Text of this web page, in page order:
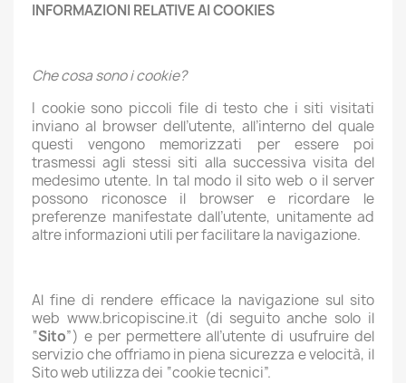
INFORMAZIONI RELATIVE AI COOKIES
Che cosa sono i cookie?
I cookie sono piccoli file di testo che i siti visitati
inviano al browser dell’utente, all’interno del quale
questi vengono memorizzati per essere poi
trasmessi agli stessi siti alla successiva visita del
medesimo utente. In tal modo il sito web o il server
possono riconosce il browser e ricordare le
preferenze manifestate dall’utente, unitamente ad
altre informazioni utili per facilitare la navigazione.
Al fine di rendere efficace la navigazione sul sito
web www.bricopiscine.it (di seguito anche solo il
“Sito”) e per permettere all’utente di usufruire del
servizio che offriamo in piena sicurezza e velocità, il
Sito web utilizza dei “cookie tecnici”.